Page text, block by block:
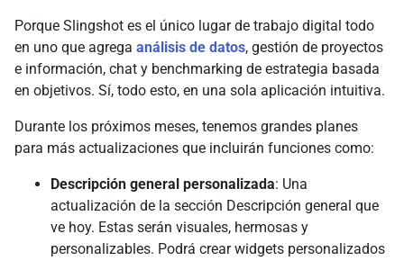
Porque Slingshot es el único lugar de trabajo digital todo
en uno que agrega análisis de datos, gestión de proyectos
e información, chat y benchmarking de estrategia basada
en objetivos. Sí, todo esto, en una sola aplicación intuitiva.
Durante los próximos meses, tenemos grandes planes
para más actualizaciones que incluirán funciones como:
Descripción general personalizada: Una
actualización de la sección Descripción general que
ve hoy. Estas serán visuales, hermosas y
personalizables. Podrá crear widgets personalizados